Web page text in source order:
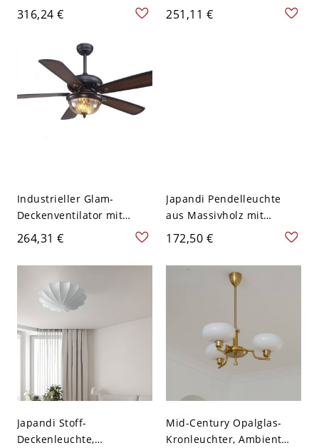
handgefertigter floraler
Kunstschirm, Stehleuchte
mit bronzefarbenem Fuß -
110V-120V Topfdeckel
316,24 €
Pendelleuchte mit
Messingakzenten und
251,11 €
Industrieller Glam-
Deckenventilator mit
Kristall-Lichtset, dunklen
Holzflügeln & leisem,
umkehrbarem Motor -
110V-120V 106,68 cm
Topfdeckel
264,31 €
Japandi Pendelleuchte
aus Massivholz mit
mattiertem Glasglobus &
verstellbarem Kabel für
Esszimmer Küche - 110V-
120V Topfdeckel 3
172,50 €
Japandi Stoff-
Deckenleuchte,
Mid-Century Opalglas-
Kronleuchter, Ambient